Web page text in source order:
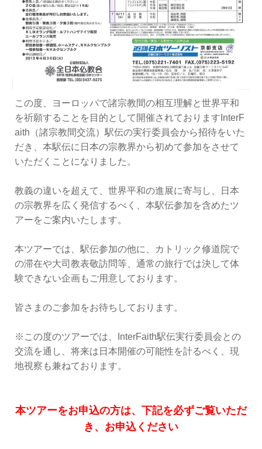
この度、ヨーロッパで諸宗教間の相互理解と世界平和
を祈願することを目的として開催されておりますInterF
aith（諸宗教間交流）駅伝の実行委員会から招待をいた
だき、本駅伝に日本の宗教界から初めて参加をさせて
いただくことになりました。
教義の違いを超えて、世界平和の進展に寄与し、日本
の宗教界を広く発信するべく、本駅伝参加を含めたツ
アーをご案内いたします。
本ツアーでは、駅伝参加の他に、カトリック修道院で
の滞在や大司教表敬訪問等、通常の旅行では決して体
験できない企画もご用意しております。
皆さまのご参加をお待ちしております。
※この度のツアーでは、InterFaith駅伝実行委員会との
交流を通し、将来は日本開催の可能性を計るべく、現
地視察も兼ねております。
本ツアーをお申込の方は、下記を必ずご覧いただ
き、お申込ください